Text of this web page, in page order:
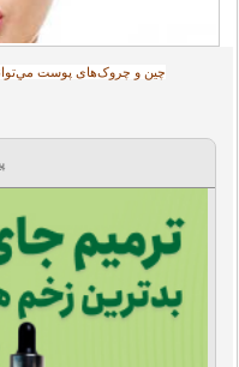
چين و چروک‌های پوست